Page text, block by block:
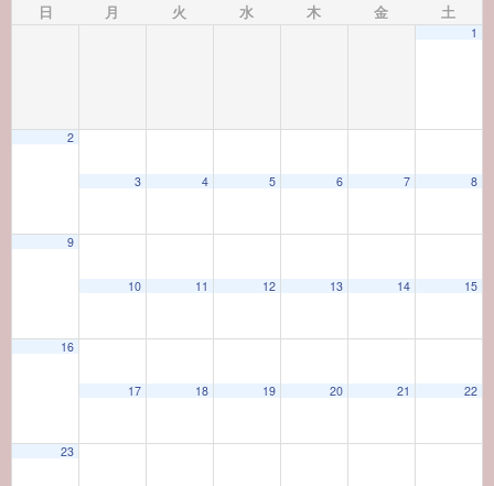
日 月 火 水 木 金 土
1
2
3 4 5 6 7 8
9
10 11 12 13 14 15
16
17 18 19 20 21 22
23